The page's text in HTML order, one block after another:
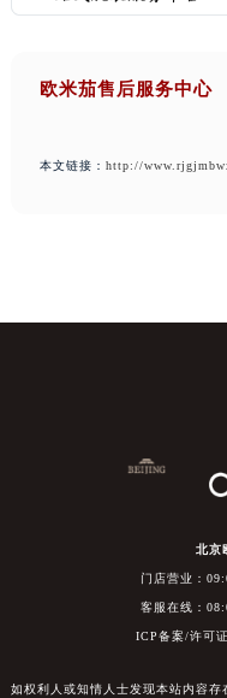
欧米茄售后服务中心
本文链接： http://
北京
门店营业：
客服在线：
ICP备案/许可
如权利人或知情人士发现本站内容